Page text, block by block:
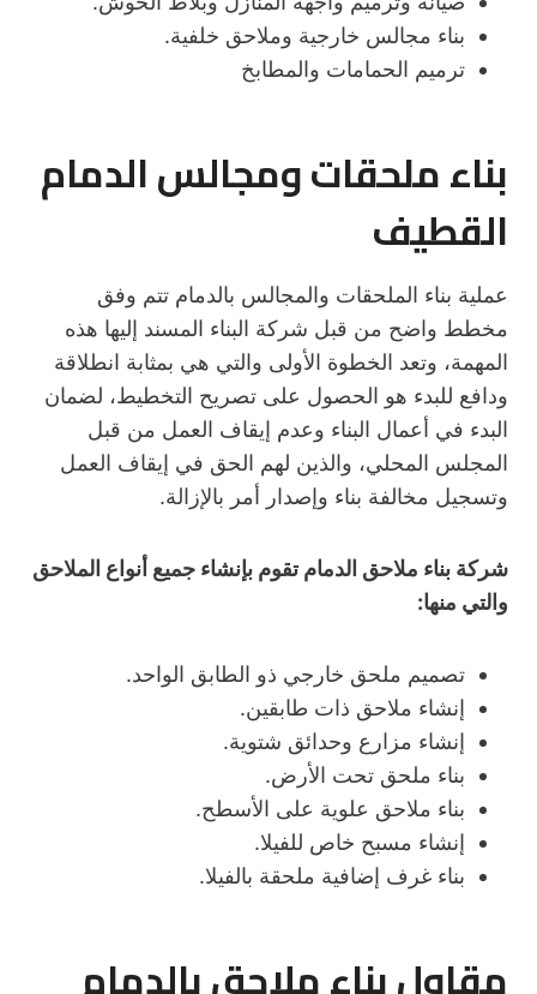
بناء مجالس خارجية وملاحق خلفية.
ترميم الحمامات والمطابخ
بناء ملحقات ومجالس الدمام
القطيف
عملية بناء الملحقات والمجالس بالدمام تتم وفق
مخطط واضح من قبل شركة البناء المسند إليها هذه
المهمة، وتعد الخطوة الأولى والتي هي بمثابة انطلاقة
ودافع للبدء هو الحصول على تصريح التخطيط، لضمان
البدء في أعمال البناء وعدم إيقاف العمل من قبل
المجلس المحلي، والذين لهم الحق في إيقاف العمل
وتسجيل مخالفة بناء وإصدار أمر بالإزالة.
شركة بناء ملاحق الدمام تقوم بإنشاء جميع أنواع الملاحق
والتي منها:
تصميم ملحق خارجي ذو الطابق الواحد.
إنشاء ملاحق ذات طابقين.
إنشاء مزارع وحدائق شتوية.
بناء ملحق تحت الأرض.
بناء ملاحق علوية على الأسطح.
إنشاء مسبح خاص للفيلا.
بناء غرف إضافية ملحقة بالفيلا.
مقاول بناء ملاحق بالدمام